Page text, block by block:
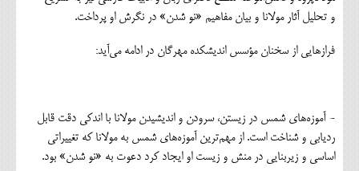
و تحلیل آثار مولانا و بیان مفاهیم «نو شدن» در نگرش او پرداخت.
فرازهایی از سخنان مؤسس اندیشکده مهرگان در ادامه می‌آید:
- آموزه‌های شمس در زیستن، سرودن و اندیشیدن مولانا با اندکی دقت قابل
ردیابی و شناخت است. از مهم‌ترین آموزه‌های شمس به مولانا که تغییراتی
اساسی و زیربنایی در منش و زیست او ایجاد کرد دعوت به «نو شدن» بود.